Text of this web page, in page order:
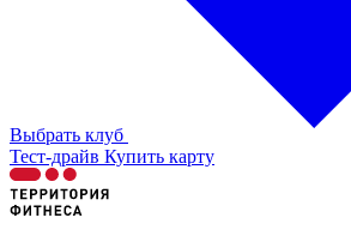
Выбрать клуб
Тест-драйв Купить карту